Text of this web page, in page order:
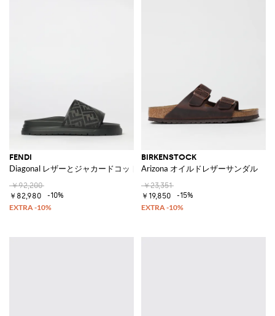
FENDI
Diagonal レザーとジャカードコットンブレンドのスライダー
￥92,200
￥82,980
-10%
BIRKENSTOCK
Arizona オイルドレザーサンダル
￥23,351
￥19,850
-15%